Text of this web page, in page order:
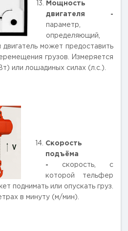
Мощность
двигателя -
параметр,
определяющий,
двигатель может предоставить
грузов. Измеряется
или лошадиных силах (л.с.).
Скорость
подъёма
- скорость, с
которой тельфер
поднимать или опускать груз.
в минуту (м/мин).